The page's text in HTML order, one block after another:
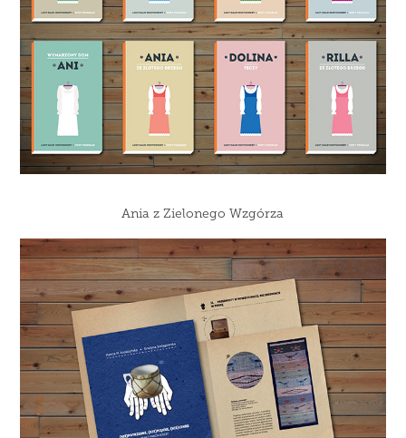
Ania z Zielonego Wzgórza